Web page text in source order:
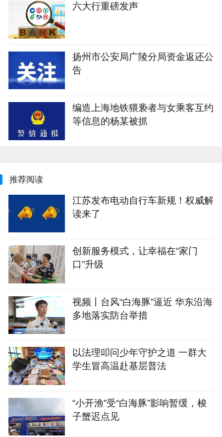
六大行重磅发声
扬州市公安局广陵分局资金返还公
告
编造上海地铁猥亵者与女乘客互约
等信息的杨某被抓
推荐阅读
江苏发布电动自行车新规！权威解
读来了
创新服务模式，让幸福在“家门
口”升级
视频丨台风“白海豚”逼近 华东沿海
多地落实防台举措
以法理叩问少年守护之道 一群大
学生冒高温赴基层普法
“小开渔”受“白海豚”影响暂缓，梭
子蟹迟点见